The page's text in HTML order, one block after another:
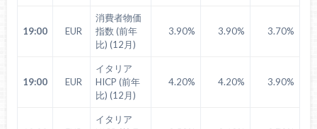
19:00 EUR
消費者物価
指数 (前年
比) (12月)
3.90% 3.90% 3.70%
19:00 EUR
イタリア
HICP (前年
比) (12月)
4.20% 4.20% 3.90%
イタリア